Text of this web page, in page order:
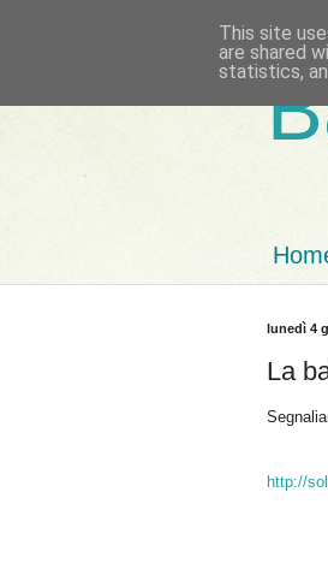
lunedì 4
La
http://
This site
are shared
statistics,